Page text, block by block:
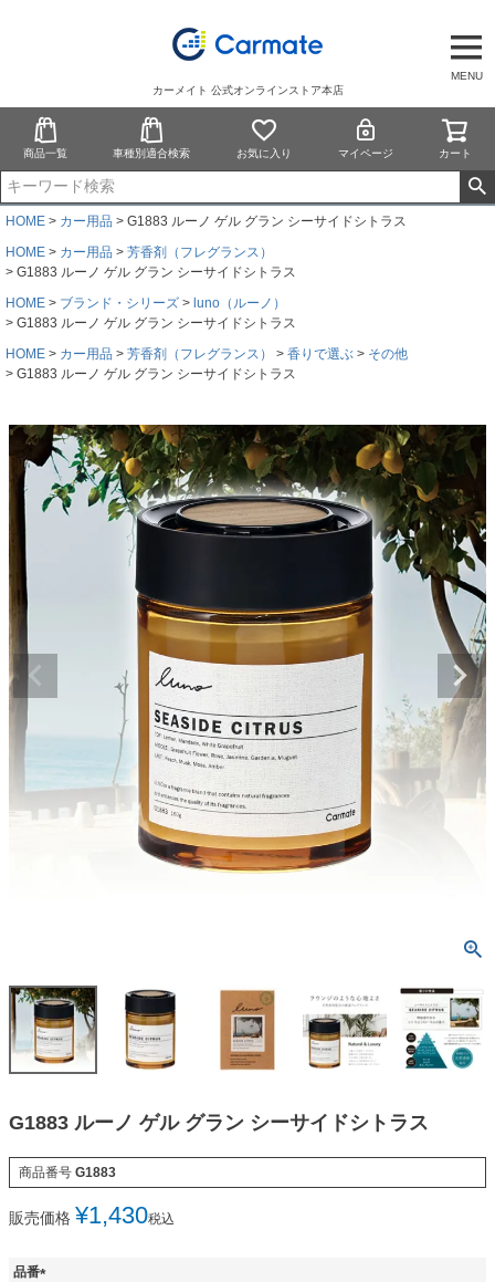
MENU
カーメイト 公式オンラインストア本店
商品一覧 車種別適合検索 お気に入り マイページ カート
HOME カー用品
G1883 ルーノ ゲル グラン シーサイドシトラス
HOME
カー用品
芳香剤（フレグランス）
G1883 ルーノ ゲル グラン シーサイドシトラス
HOME
ブランド・シリーズ
luno（ルーノ）
G1883 ルーノ ゲル グラン シーサイドシトラス
HOME
カー用品 芳香剤（フレグランス） 香りで選ぶ
その他
G1883 ルーノ ゲル グラン シーサイドシトラス
G1883 ルーノ ゲル グラン シーサイドシトラス
商品番号 G1883
販売価格 ¥1,430税込
品番